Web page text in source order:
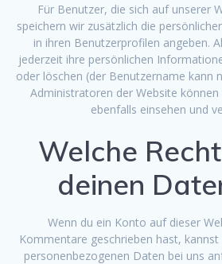
Für Benutzer, die sich auf unserer
speichern wir zusätzlich die
in ihren Benutzerprofilen angeben.
jederzeit ihre persönlichen
oder löschen (der Benutzername kann
Administratoren der Website
ebenfalls einsehen und
Welche
deinen
Wenn du ein Konto auf dieser
Kommentare geschrieben hast,
personenbezogenen Daten bei uns